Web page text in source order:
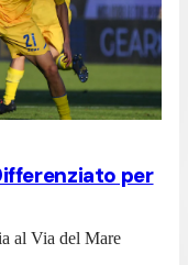
per
al Via del Mare